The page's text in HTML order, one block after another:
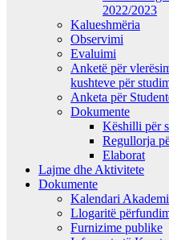
2022/2023
Kalueshmëria
Observimi
Evaluimi
Anketë për
kushteve për
Anketa për
Dokumente
Këshilli për
Regullorja
Elaborat
Lajme dhe Aktivitete
Dokumente
Kalendari
Llogaritë
Furnizime publike